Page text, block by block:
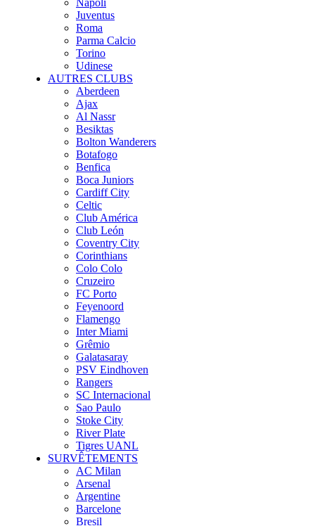
Napoli
Juventus
Roma
Parma Calcio
Torino
Udinese
AUTRES CLUBS
Aberdeen
Ajax
Al Nassr
Besiktas
Bolton Wanderers
Botafogo
Benfica
Boca Juniors
Cardiff City
Celtic
Club América
Club León
Coventry City
Corinthians
Colo Colo
Cruzeiro
FC Porto
Feyenoord
Flamengo
Inter Miami
Grêmio
Galatasaray
PSV Eindhoven
Rangers
SC Internacional
Sao Paulo
Stoke City
River Plate
Tigres UANL
SURVÊTEMENTS
AC Milan
Arsenal
Argentine
Barcelone
Bresil